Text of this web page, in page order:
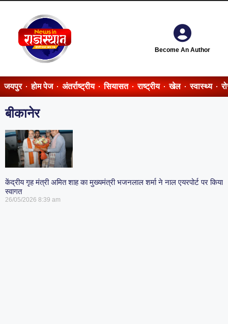
Become An Author
जयपुर होम पेज अंतर्राष्ट्रीय सियासत राष्ट्रीय खेल स्वास्थ्य
बीकानेर
केंद्रीय गृह मंत्री अमित शाह का मुख्यमंत्री भजनलाल शर्मा ने नाल एयरपोर्ट पर किया
स्वागत
26/05/2026 8:39 am